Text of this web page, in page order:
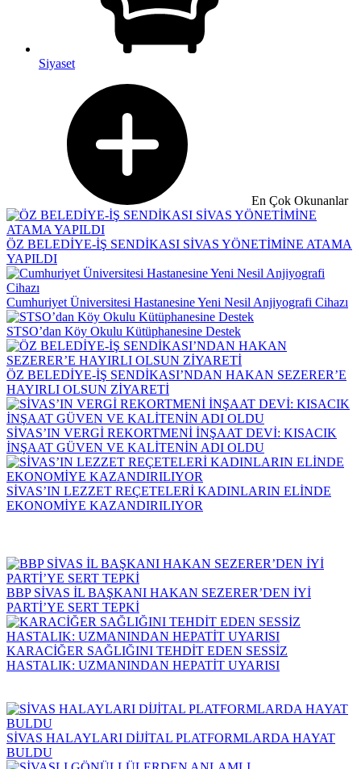
Siyaset
En Çok Okunanlar
ÖZ BELEDİYE-İŞ SENDİKASI SİVAS YÖNETİMİNE ATAMA
YAPILDI
Cumhuriyet Üniversitesi Hastanesine Yeni Nesil Anjiyografi Cihazı
STSO’dan Köy Okulu Kütüphanesine Destek
ÖZ BELEDİYE-İŞ SENDİKASI’NDAN HAKAN SEZERER’E
HAYIRLI OLSUN ZİYARETİ
SİVAS’IN VERGİ REKORTMENİ İNŞAAT DEVİ: KISACIK
İNŞAAT GÜVEN VE KALİTENİN ADI OLDU
SİVAS’IN LEZZET REÇETELERİ KADINLARIN ELİNDE
EKONOMİYE KAZANDIRILIYOR
BBP SİVAS İL BAŞKANI HAKAN SEZERER’DEN İYİ
PARTİ’YE SERT TEPKİ
KARACİĞER SAĞLIĞINI TEHDİT EDEN SESSİZ
HASTALIK: UZMANINDAN HEPATİT UYARISI
SİVAS HALAYLARI DİJİTAL PLATFORMLARDA HAYAT
BULDU